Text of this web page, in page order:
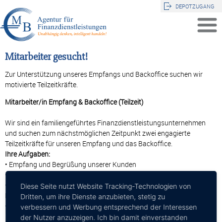
DEPOTZUGANG
Mitarbeiter gesucht!
Zur Unterstützung unseres Empfangs und Backoffice suchen wir
motivierte Teilzeitkräfte.
Mitarbeiter/in Empfang & Backoffice (Teilzeit)
Wir sind ein familiengeführtes Finanzdienstleistungsunternehmen
und suchen zum nächstmöglichen Zeitpunkt zwei engagierte
Teilzeitkräfte für unseren Empfang und das Backoffice.
Ihre Aufgaben:
• Empfang und Begrüßung unserer Kunden
• Terminvereinbarungen und -koordination
• Unterstützung bei der Auftragsabwicklung und Bearbeitung von
Kundenanliegen
• Allgemeine Backoffice-Tätigkeiten (z. B. Postbearbeitung, Telefon)
Diese Seite nutzt Website Tracking-Technologien von
Dritten, um ihre Dienste anzubieten, stetig zu
verbessern und Werbung entsprechend der Interessen
der Nutzer anzuzeigen. Ich bin damit einverstanden